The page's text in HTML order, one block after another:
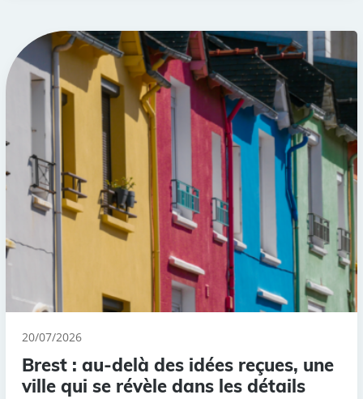
20/07/2026
Brest : au-delà des idées reçues, une
ville qui se révèle dans les détails